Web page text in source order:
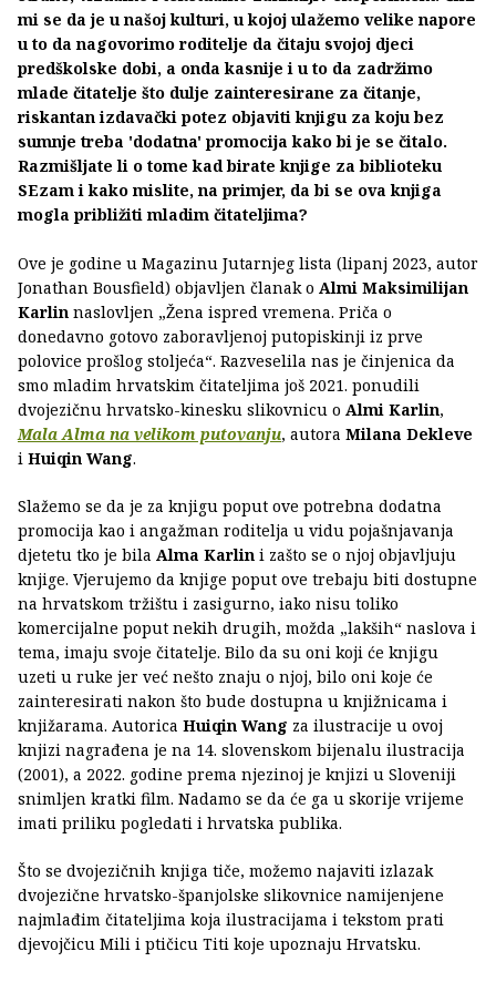
mi se da je u našoj kulturi, u kojoj ulažemo velike napore
u to da nagovorimo roditelje da čitaju svojoj djeci
predškolske dobi, a onda kasnije i u to da zadržimo
mlade čitatelje što dulje zainteresirane za čitanje,
riskantan izdavački potez objaviti knjigu za koju bez
sumnje treba 'dodatna' promocija kako bi je se čitalo.
Razmišljate li o tome kad birate knjige za biblioteku
SEzam i kako mislite, na primjer, da bi se ova knjiga
mogla približiti mladim čitateljima?
Ove je godine u Magazinu Jutarnjeg lista (lipanj 2023, autor
Jonathan Bousfield) objavljen članak o Almi Maksimilijan
Karlin naslovljen „Žena ispred vremena. Priča o
donedavno gotovo zaboravljenoj putopiskinji iz prve
polovice prošlog stoljeća“. Razveselila nas je činjenica da
smo mladim hrvatskim čitateljima još 2021. ponudili
dvojezičnu hrvatsko-kinesku slikovnicu o Almi Karlin,
Mala Alma na velikom putovanju, autora Milana Dekleve
i Huiqin Wang.
Slažemo se da je za knjigu poput ove potrebna dodatna
promocija kao i angažman roditelja u vidu pojašnjavanja
djetetu tko je bila Alma Karlin i zašto se o njoj objavljuju
knjige. Vjerujemo da knjige poput ove trebaju biti dostupne
na hrvatskom tržištu i zasigurno, iako nisu toliko
komercijalne poput nekih drugih, možda „lakših“ naslova i
tema, imaju svoje čitatelje. Bilo da su oni koji će knjigu
uzeti u ruke jer već nešto znaju o njoj, bilo oni koje će
zainteresirati nakon što bude dostupna u knjižnicama i
knjižarama. Autorica Huiqin Wang za ilustracije u ovoj
knjizi nagrađena je na 14. slovenskom bijenalu ilustracija
(2001), a 2022. godine prema njezinoj je knjizi u Sloveniji
snimljen kratki film. Nadamo se da će ga u skorije vrijeme
imati priliku pogledati i hrvatska publika.
Što se dvojezičnih knjiga tiče, možemo najaviti izlazak
dvojezične hrvatsko-španjolske slikovnice namijenjene
najmlađim čitateljima koja ilustracijama i tekstom prati
djevojčicu Mili i ptičicu Titi koje upoznaju Hrvatsku.